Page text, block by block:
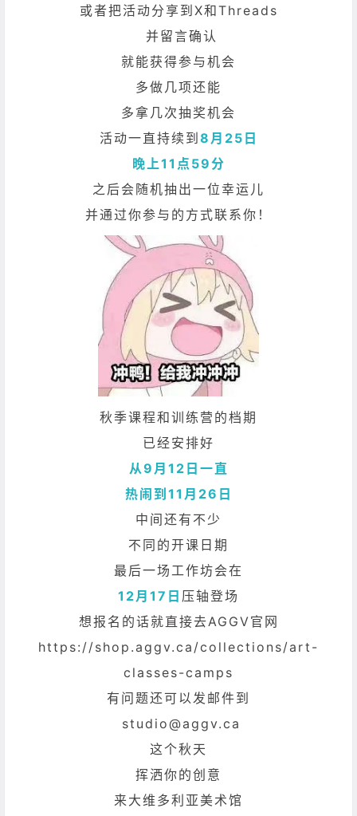
或者把活动分享到X和Threads
并留言确认
就能获得参与机会
多做几项还能
多拿几次抽奖机会
活动一直持续到8月25日
晚上11点59分
之后会随机抽出一位幸运儿
并通过你参与的方式联系你！
秋季课程和训练营的档期
已经安排好
从9月12日一直
热闹到11月26日
中间还有不少
不同的开课日期
最后一场工作坊会在
12月17日 压轴登场
想报名的话就直接去AGGV官网
https://shop.aggv.ca/collections/art-
classes-camps
有问题还可以发邮件到
studio@aggv.ca
这个秋天
挥洒你的创意
来大维多利亚美术馆